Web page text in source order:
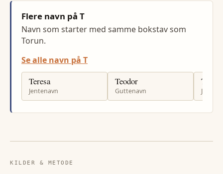
Flere navn på T
Navn som starter med samme bokstav som
Torun.
Se alle navn på T
Teresa
Jentenavn
Teodor
Guttenavn
Tanja
KILDER & METODE